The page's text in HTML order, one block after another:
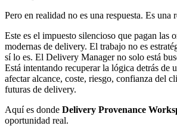
Pero en realidad no es una respuesta. Es una
Este es el impuesto silencioso que pagan las
modernas de delivery. El trabajo no es
sí lo es. El Delivery Manager no solo está
Está intentando recuperar la lógica detrás de
afectar alcance, coste, riesgo, confianza del
futuras de delivery.
Aquí es donde Delivery Provenance
oportunidad real.